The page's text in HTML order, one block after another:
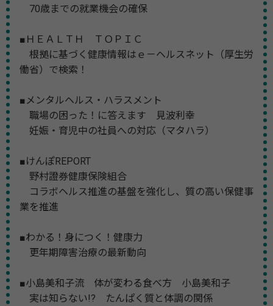
70歳までの就業機会の確保
■ＨＥＡＬＴＨ ＴＯＰＩＣ
根拠に基づく健康情報はｅ－ヘルスネット（厚生労
働省）で検索！
■メンタルヘルス・ハラスメント
職場の困った！に答えます 見波利幸
妊娠・育児中の社員への対応（マタハラ）
■けんぽREPORT
野村證券健康保険組合
コラボヘルス推進の基盤を強化し、質の高い保健事
業を推進
■わかる！身につく！健康力
更年期障害治療の最新動向
■小島美和子流 体が変わる食べ方 小島美和子
実は知らない!? たんぱく質と体調の関係